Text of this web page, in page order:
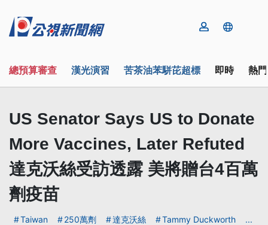
總預算審查 漢光演習 苦茶油苯駢芘超標 即時 熱
US Senator Says US to Donate
More Vaccines, Later Refuted
達克沃絲受訪透露 美將贈台4百萬
劑疫苗
Taiwan 250萬劑 達克沃絲 Tammy Duckworth ...